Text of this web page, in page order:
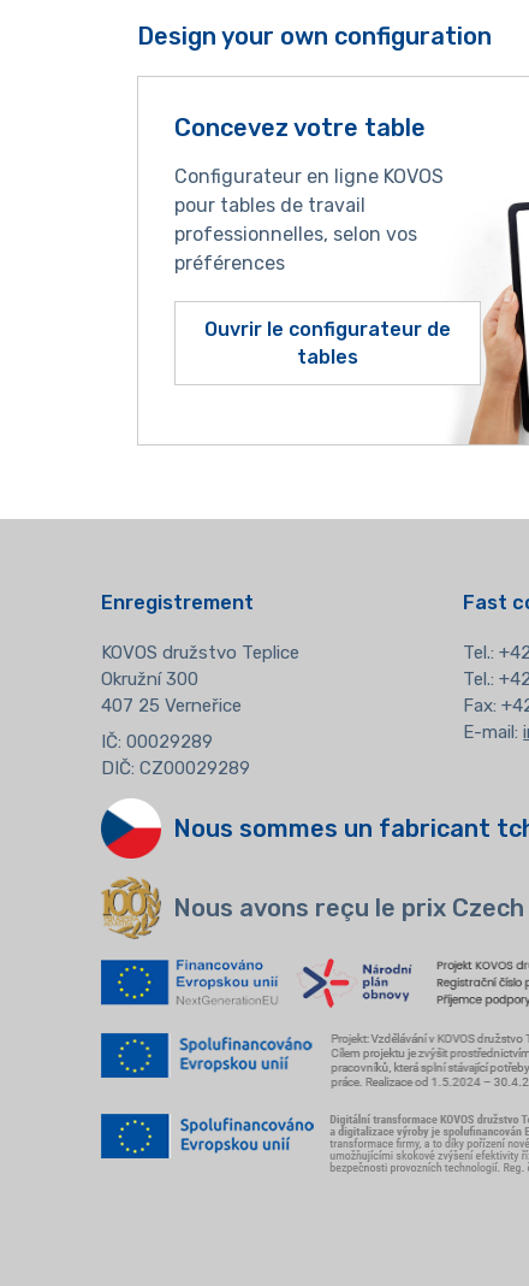
Design your own configuration
Concevez votre table
Configurateur en ligne KOVOS
pour tables de travail
professionnelles, selon vos
préférences
Ouvrir le configurateur de
tables
Enregistrement
KOVOS družstvo Teplice
Okružní 300
407 25 Verneřice
IČ: 00029289
DIČ: CZ00029289
Fast
Tel.:
Tel.:
Fax:
E-mail:
Nous sommes un fabricant
Nous avons reçu le prix